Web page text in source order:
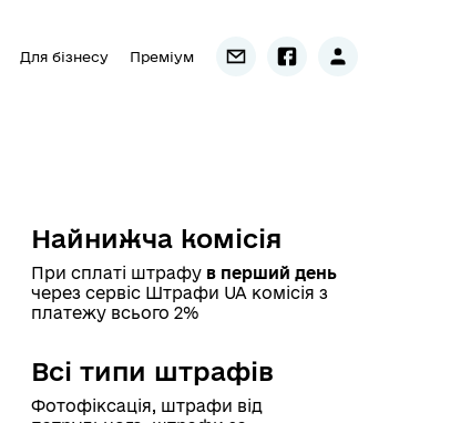
Для бізнесу Преміум
Найнижча комісія
При сплаті штрафу в перший день
через сервіс Штрафи UA комісія з
платежу всього 2%
Всі типи штрафів
Фотофіксація, штрафи від